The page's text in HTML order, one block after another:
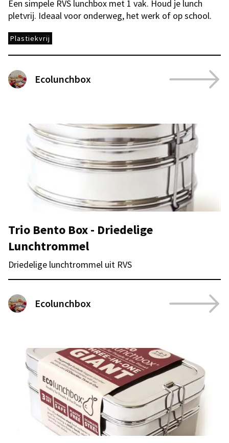
Een simpele RVS lunchbox met 1 vak. Houd je lunch
pletvrij. Ideaal voor onderweg, het werk of op school.
Plastiekvrij
Ecolunchbox
Trio Bento Box - Driedelige
Lunchtrommel
Driedelige lunchtrommel uit RVS
Ecolunchbox